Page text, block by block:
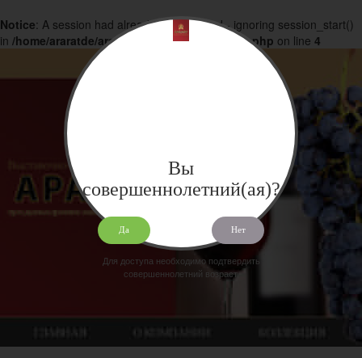
Notice: A session had already been started - ignoring session_start()
in /home/araratde/araratdeg.ru/docs/products.php on line 4
Вы
совершеннолетний(ая)?
Да Нет
Для доступа необходимо подтвердить
совершеннолетний возраст.